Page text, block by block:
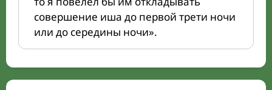
совершение иша до первой трети ночи
или до середины ночи».